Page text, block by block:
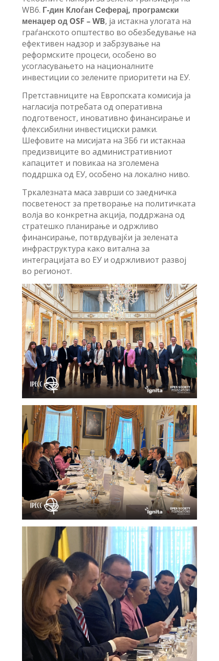
WB6. Г-дин Клоѓан Сеферај, програмски
менаџер од OSF – WB, ја истакна улогата на
граѓанското општество во обезбедување на
ефективен надзор и забрзување на
реформските процеси, особено во
усогласувањето на националните
инвестиции со зелените приоритети на ЕУ.
Претставниците на Европската комисија ја
нагласија потребата од оперативна
подготвеност, иновативно финансирање и
флексибилни инвестициски рамки.
Шефовите на мисијата на ЗБ6 ги истакнаа
предизвиците во административниот
капацитет и повикаа на зголемена
поддршка од ЕУ, особено на локално ниво.
Тркалезната маса заврши со заедничка
посветеност за претворање на политичката
волја во конкретна акција, поддржана од
стратешко планирање и одржливо
финансирање, потврдувајќи ја зелената
инфраструктура како витална за
интеграцијата во ЕУ и одржливиот развој
во регионот.